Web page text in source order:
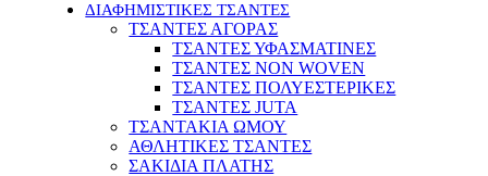
ΔΙΑΦΗΜΙΣΤΙΚΕΣ ΤΣΑΝΤΕΣ
ΤΣΑΝΤΕΣ ΑΓΟΡΑΣ
ΤΣΑΝΤΕΣ ΥΦΑΣΜΑΤΙΝΕΣ
ΤΣΑΝΤΕΣ NON WOVEN
ΤΣΑΝΤΕΣ ΠΟΛΥΕΣΤΕΡΙΚΕΣ
ΤΣΑΝΤΕΣ JUTA
ΤΣΑΝΤΑΚΙΑ ΩΜΟΥ
ΑΘΛΗΤΙΚΕΣ ΤΣΑΝΤΕΣ
ΣΑΚΙΔΙΑ ΠΛΑΤΗΣ